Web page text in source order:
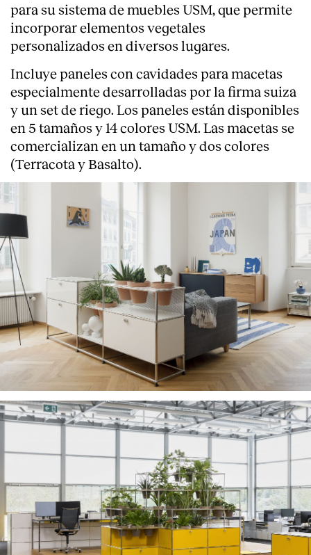
About
para su sistema de muebles USM, que permite
incorporar elementos vegetales
personalizados en diversos lugares.
Incluye paneles con cavidades para macetas
especialmente desarrolladas por la firma suiza
y un set de riego. Los paneles están disponibles
en 5 tamaños y 14 colores USM. Las macetas se
comercializan en un tamaño y dos colores
(Terracota y Basalto).